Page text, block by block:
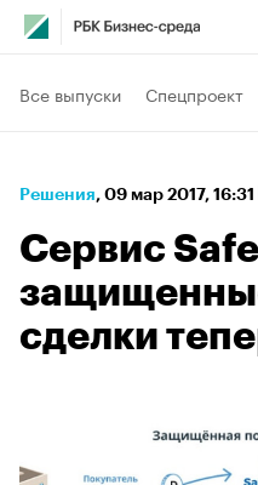
Все выпуски Спецпроект
Решения⁠, 09 мар 2017, 16:31
Сервис
сделки